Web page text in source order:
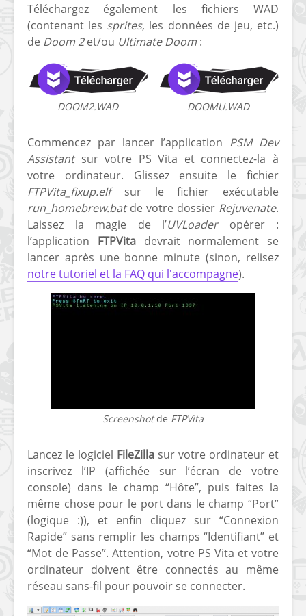
Téléchargez également les fichiers WAD
(contenant les sprites, les données de jeu, etc.)
de Doom 2et/ou Ultimate Doom :
DOOM2.WAD DOOMU.WAD
Commencez par lancer l’application PSM Dev
Assistantsur votre PS Vita et connectez-la à
votre ordinateur. Glissez ensuite le fichier
FTPVita_fixup.elfsur le fichier exécutable
run_homebrew.batde votre dossier Rejuvenate.
Laissez la magie de
l’UVLoaderopérer :
l’application FTPVitadevrait normalement se
lancer après une bonne minute (sinon, relisez
notre tutoriel et la FAQ qui l'accompagne).
Screenshotde FTPVita
Lancez le logiciel FileZilla sur votre ordinateur et
inscrivez l’IP (affichée sur l’écran de votre
console) dans le champ “Hôte”, puis faites la
même chose pour le port dans le champ “Port”
(logique :)), et enfin cliquez sur “Connexion
Rapide” sans remplir les champs “Identifiant” et
“Mot de Passe”. Attention, votre PS Vita et votre
ordinateur doivent être connectés au même
réseau sans-fil pour pouvoir se connecter.